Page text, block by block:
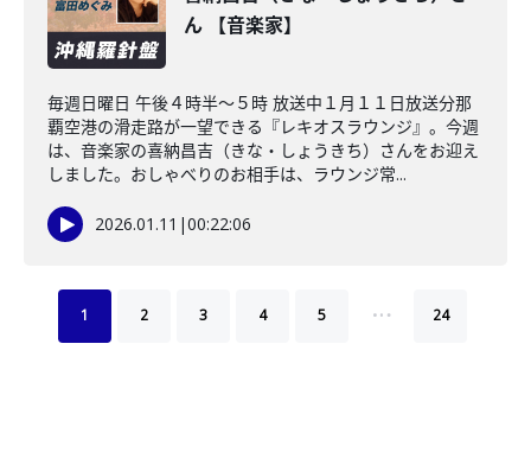
ん 【音楽家】
毎週日曜日 午後４時半～５時 放送中１月１１日放送分那
覇空港の滑走路が一望できる『レキオスラウンジ』。今週
は、音楽家の喜納昌吉（きな・しょうきち）さんをお迎え
しました。おしゃべりのお相手は、ラウンジ常...
2026.01.11 |00:22:06
1 2 3 4 5 … 24